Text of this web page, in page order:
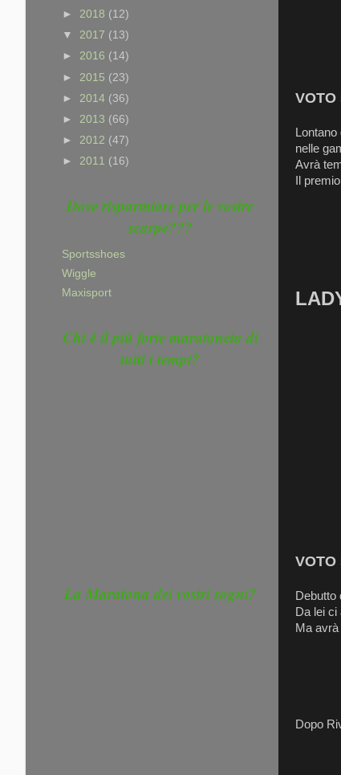
VOTO
nelle
Avrà
Il
VOTO
Debutto
Da lei
Ma
Dopo
► 2018 (12)
▼ 2017 (13)
► 2016 (14)
► 2015 (23)
► 2014 (36)
► 2013 (66)
► 2012 (47)
► 2011 (16)
Dove risparmiare per le vostre
scarpe???
Sportsshoes
Wiggle
Maxisport
Chi è il più forte maratoneta di
tutti i tempi?
La Maratona dei vostri sogni?